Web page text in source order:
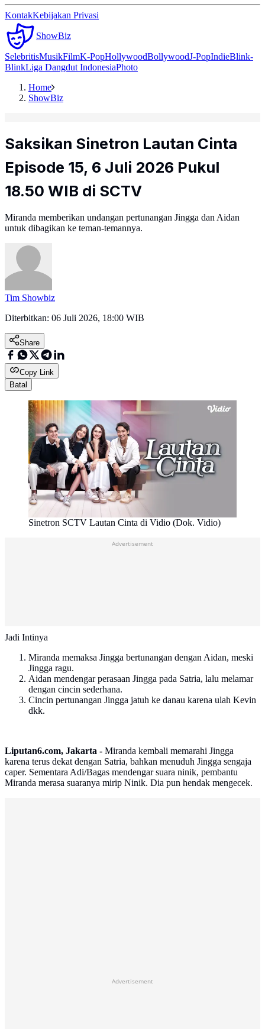
KontakKebijakan Privasi
ShowBiz
SelebritisMusikFilmK-PopHollywoodBollywoodJ-PopIndieBlink-
BlinkLiga Dangdut IndonesiaPhoto
Home
ShowBiz
Saksikan Sinetron Lautan Cinta
Episode 15, 6 Juli 2026 Pukul
18.50 WIB di SCTV
Miranda memberikan undangan pertunangan Jingga dan Aidan
untuk dibagikan ke teman-temannya.
Tim Showbiz
Diterbitkan: 06 Juli 2026, 18:00 WIB
Share
Copy Link
Batal
Sinetron SCTV Lautan Cinta di Vidio (Dok. Vidio)
Advertisement
Jadi Intinya
Miranda memaksa Jingga bertunangan dengan Aidan, meski
Jingga ragu.
Aidan mendengar perasaan Jingga pada Satria, lalu melamar
dengan cincin sederhana.
Cincin pertunangan Jingga jatuh ke danau karena ulah Kevin
dkk.
Liputan6.com, Jakarta - Miranda kembali memarahi Jingga
karena terus dekat dengan Satria, bahkan menuduh Jingga sengaja
caper. Sementara Adi/Bagas mendengar suara ninik, pembantu
Miranda merasa suaranya mirip Ninik. Dia pun hendak mengecek.
Advertisement